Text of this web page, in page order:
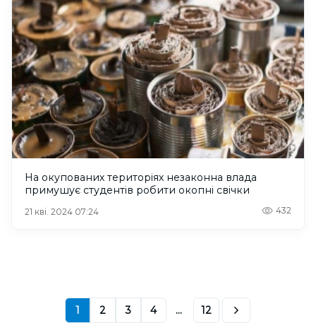
На окупованих територіях незаконна влада
примушує студентів робити окопні свічки
21 кві. 2024 07:24 432
1 2 3 4 ... 12